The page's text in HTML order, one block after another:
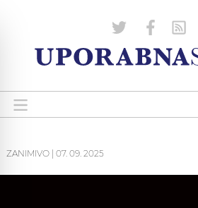
ZANIMIVO 07. 09. 2025